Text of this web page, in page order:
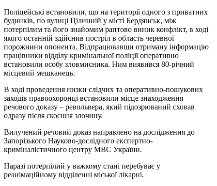
Поліцейські встановили, що на території одного з приватних
будинків, по вулиці Цілинній у місті Бердянськ, між
потерпілим та його знайомим раптово виник конфлікт, в ході
якого останній здійснив постріл в область черевної
порожнини опонента. Відпрацювавши отриману інформацію
працівники відділу кримінальної поліції оперативно
встановили особу зловмисника. Ним виявився 80-річний
місцевий мешканець.
В ході проведення низки слідчих та оперативно-пошукових
заходів правоохоронці встановили місце знаходження
речового доказу – револьвера, який підозрюваний сховав
одразу після скоєння злочину.
Вилучений речовий доказ направлено на дослідження до
Запорізького Науково-дослідного експертно-
криміналістичного центру МВС України.
Наразі потерпілий у важкому стані перебуває у
реанімаційному відділенні міської лікарні.